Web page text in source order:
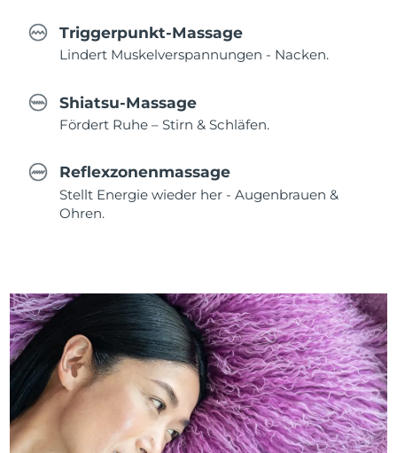
Triggerpunkt-Massage
Lindert Muskelverspannungen - Nacken.
Shiatsu-Massage
Fördert Ruhe – Stirn & Schläfen.
Reflexzonenmassage
Stellt Energie wieder her - Augenbrauen &
Ohren.